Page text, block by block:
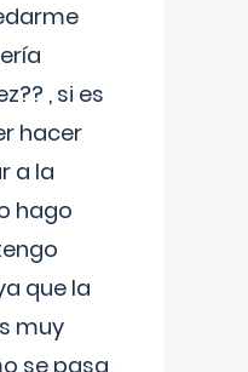
, si es
hacer
a la
hago
que la
muy
se pasa ,